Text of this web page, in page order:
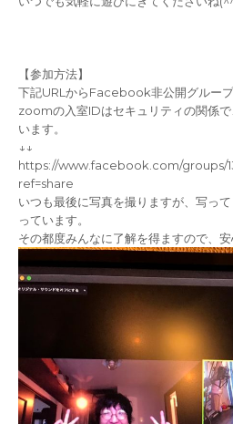
‪【参加方法】‬
下記URLからFacebook非公開グループ
‪zoomの入室IDはセキュリティの関係
います。‬
‪↓↓‬
https://www.facebook.com/groups/
ref=share‬
いつも最後に写真を撮りますが、写っ
っています。
その都度みんなに了解を得ますので、